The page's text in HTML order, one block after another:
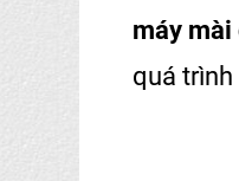
máy mài
quá